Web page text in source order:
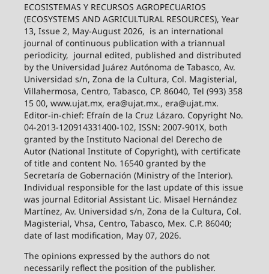
ECOSISTEMAS Y RECURSOS AGROPECUARIOS
(ECOSYSTEMS AND AGRICULTURAL RESOURCES), Year
13, Issue 2, May-August 2026, is an international
journal of continuous publication with a triannual
periodicity, journal edited, published and distributed
by the Universidad Juárez Autónoma de Tabasco, Av.
Universidad s/n, Zona de la Cultura, Col. Magisterial,
Villahermosa, Centro, Tabasco, CP. 86040, Tel (993) 358
15 00, www.ujat.mx, era@ujat.mx., era@ujat.mx.
Editor-in-chief: Efraín de la Cruz Lázaro. Copyright No.
04-2013-120914331400-102, ISSN: 2007-901X, both
granted by the Instituto Nacional del Derecho de
Autor (National Institute of Copyright), with certificate
of title and content No. 16540 granted by the
Secretaría de Gobernación (Ministry of the Interior).
Individual responsible for the last update of this issue
was journal Editorial Assistant Lic. Misael Hernández
Martínez, Av. Universidad s/n, Zona de la Cultura, Col.
Magisterial, Vhsa, Centro, Tabasco, Mex. C.P. 86040;
date of last modification, May 07, 2026.
The opinions expressed by the authors do not
necessarily reflect the position of the publisher.